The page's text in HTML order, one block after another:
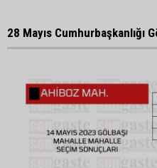
28 Mayıs Cumhurbaşkanlığı